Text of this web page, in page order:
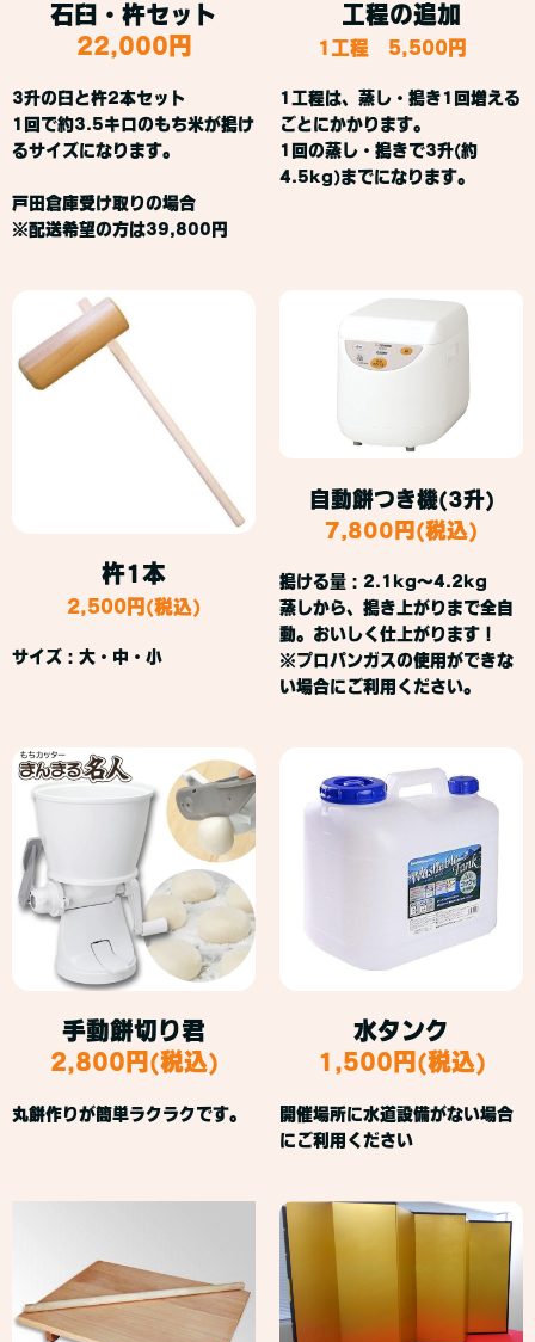
石臼・杵セット
22,000円
3升の臼と杵2本セット
1回で約3.5キロのもち米が搗け
るサイズになります。
戸田倉庫受け取りの場合
※配送希望の方は39,800円
工程の追加
1工程 5,500円
1工程は、蒸し・搗き1回増える
ごとにかかります。
1回の蒸し・搗きで3升(約
4.5kg)までになります。
杵1本
2,500円(税込)
サイズ：大・中・小
自動餅つき機(3升)
7,800円(税込)
搗ける量：2.1kg～4.2kg
蒸しから、搗き上がりまで全自
動。おいしく仕上がります！
※プロパンガスの使用ができな
い場合にご利用ください。
手動餅切り君
2,800円(税込)
丸餅作りが簡単ラクラクです。
水タンク
1,500円(税込)
開催場所に水道設備がない場合
にご利用ください